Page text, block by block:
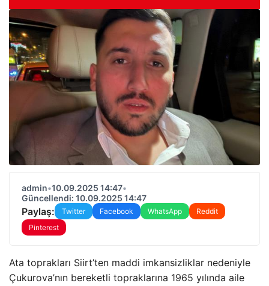
admin•10.09.2025 14:47•
Güncellendi: 10.09.2025 14:47
Paylaş: Twitter Facebook WhatsApp
Reddit
Pinterest
Ata toprakları Siirt’ten maddi imkansizliklar nedeniyle
Çukurova’nın bereketli topraklarına 1965 yılında aile